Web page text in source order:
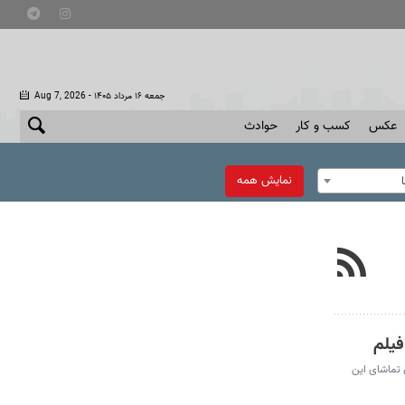
Aug 7, 2026 - جمعه ۱۶ مرداد ۱۴۰۵
عکس کسب و کار حوادث
نمایش همه
تماشای این